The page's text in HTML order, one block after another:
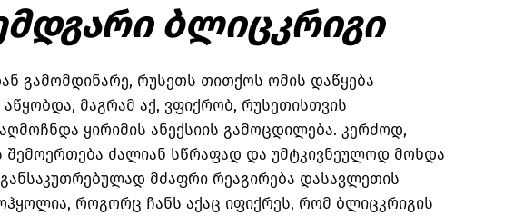
ბლიცკრიგი
გამომდინარე, რუსეთს თითქოს ომის დაწყება
მაგრამ აქ, ვფიქრობ, რუსეთისთვის
ყირიმის ანექსიის გამოცდილება. კერძოდ,
შემოერთება ძალიან სწრაფად და უმტკივნეულოდ მოხდა
მძაფრი რეაგირება დასავლეთის
როგორც ჩანს აქაც იფიქრეს, რომ ბლიცკრიგის